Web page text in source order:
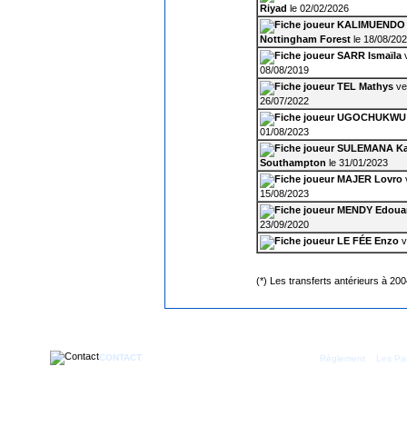
Riyad le 02/02/2026
Nottingham Forestle 18/08/
SARR Ismaïla
08/08/2019
TEL Mathys
26/07/2022
01/08/2023
SULEMANA
Southampton le 31/01/2023
MAJER Lovro
15/08/2023
MENDY
23/09/2020
LE FÉE Enzo
(*) Les transferts antérieurs à
CONTACT Règlement Les